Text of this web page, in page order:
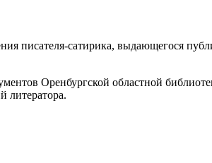
писателя-сатирика, выдающегося
Оренбургской областной
литератора.